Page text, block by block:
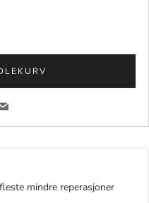
Email
mindre reperasjoner